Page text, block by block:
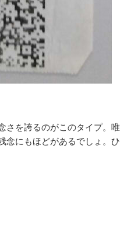
さを誇るのがこのタイプ。唯
念にもほどがあるでしょ。ひ